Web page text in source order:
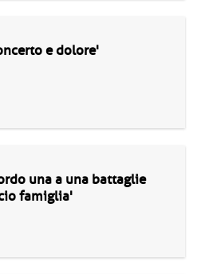
e dolore'
una a una battaglie
famiglia'